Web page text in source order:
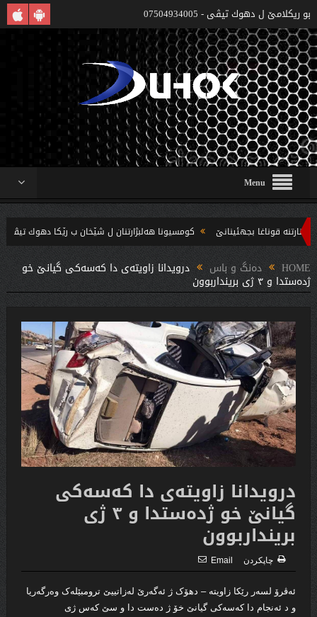
بو ريكلامێ ل دهوك تیڤی - 07504934005
Menu
كومسیونا هه‌لبژارتنان ل شێخان ب رێكا دهوك تیڤى
HOME دەنگ و باس درویدانا زاویتەی دا كەسەكی گیانێ خو
ژدەستدا و ٣ ژی برینداربوون
درویدانا زاویتەی دا كەسەكی
گیانێ خو ژدەستدا و ٣ ژی
برینداربوون
چاپكردن Email
ئەڤرۆ لسەر رێکا زاویتە – دھۆک ژ ئەگەرێ لەزاتییێ ترومبێلەک وەرگەریا
و د ئەنجام دا کەسەکی گیانێ خۆ ژ دەست دا و سێ کەس ژی